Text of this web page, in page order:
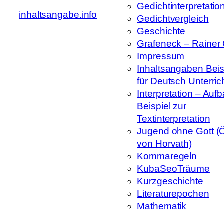
inhaltsangabe.info
Gedichtvergleich
Geschichte
Grafeneck – Rainer
Impressum
Inhaltsangaben
für Deutsch
Interpretation –
Beispiel zur
Textinterpretation
Jugend ohne Gott
von Horvath)
Kommaregeln
KubaSeoTräume
Kurzgeschichte
Literaturepochen
Mathematik